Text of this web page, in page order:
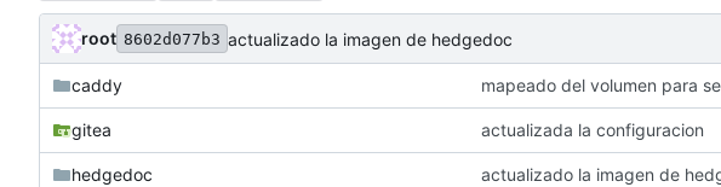
root 8602d077b3 actualizado la imagen de hedgedoc
caddy mapeado del volumen para
gitea actualizada la configuracion
hedgedoc actualizado la imagen de